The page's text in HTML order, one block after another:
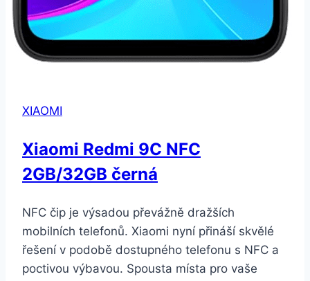
XIAOMI
Xiaomi Redmi 9C NFC
2GB/32GB černá
NFC čip je výsadou převážně dražších
mobilních telefonů. Xiaomi nyní přináší skvělé
řešení v podobě dostupného telefonu s NFC a
poctivou výbavou. Spousta místa pro vaše